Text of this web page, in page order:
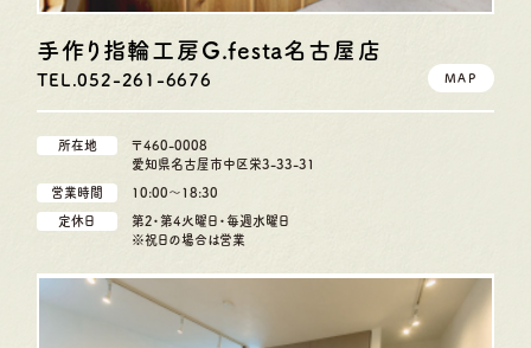
手作り指輪工房G.festa名古屋店
TEL.052-261-6676 MAP
所在地
〒460-0008
愛知県名古屋市中区栄3-33-31
営業時間 10:00〜18:30
定休日
第2・第4火曜日・毎週水曜日
※祝日の場合は営業